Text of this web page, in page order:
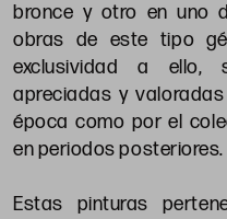
bronce y otro en uno
obras de este tipo
exclusividad a ello,
apreciadas y
época como por el
en periodos posteriores.
Estas pinturas